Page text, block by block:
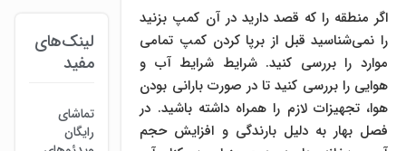
اگر منطقه را که قصد دارید در آن کمپ بزنید
را نمی‌شناسید قبل از برپا کردن کمپ تمامی
موارد را بررسی کنید. شرایط شرایط آب و
هوایی را بررسی کنید تا در صورت بارانی بودن
هوا، تجهیزات لازم را همراه داشته باشید. در
فصل بهار به دلیل بارندگی و افزایش حجم
لینک‌های
مفید
تماشای
رایگان